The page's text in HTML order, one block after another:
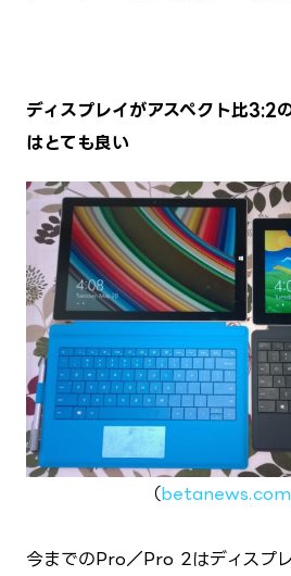
ディスプレイがアスペクト比3:2
はとても良い
（ betanews.com
今までのPro／Pro 2はディスプ